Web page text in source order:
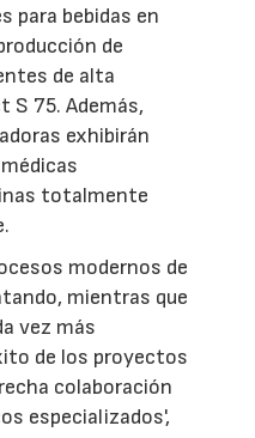
para bebidas en
de
de alta
S 75. Además,
exhibirán
totalmente
modernos de
mientras que
vez más
de los proyectos
colaboración
especializados',